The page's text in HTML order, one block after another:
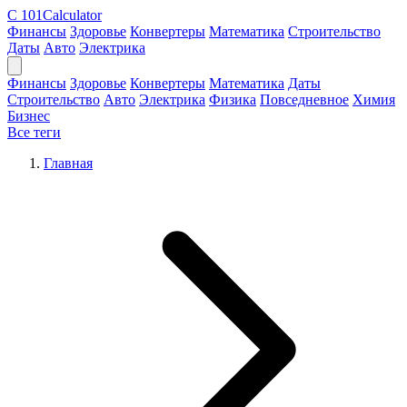
C 101Calculator
Финансы Здоровье Конвертеры Математика Строительство
Даты Авто Электрика
Финансы Здоровье Конвертеры Математика Даты
Строительство Авто Электрика Физика Повседневное Химия
Бизнес
Все теги
Главная